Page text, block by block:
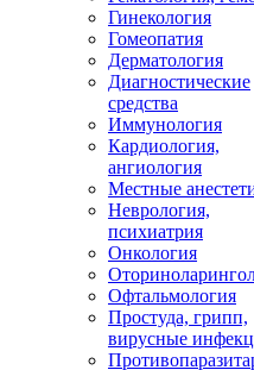
Гинекология
Гомеопатия
Дерматология
Диагностические
средства
Иммунология
Кардиология,
ангиология
Местные
Неврология,
психиатрия
Онкология
Офтальмология
Простуда, грипп,
вирусные